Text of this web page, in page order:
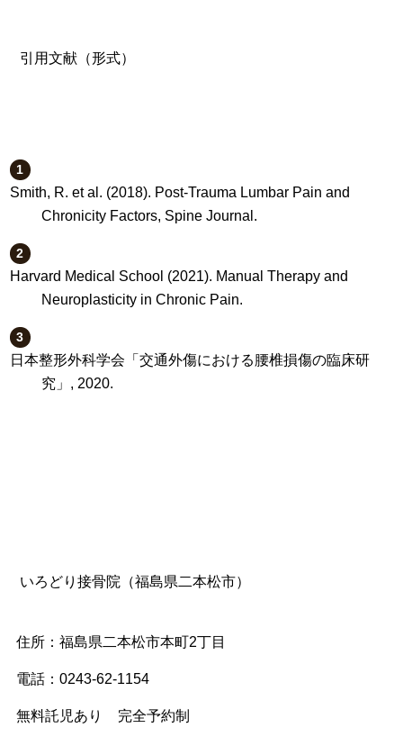
引用文献（形式）
Smith, R. et al. (2018). Post-Trauma Lumbar Pain and
Chronicity Factors, Spine Journal.
Harvard Medical School (2021). Manual Therapy and
Neuroplasticity in Chronic Pain.
日本整形外科学会「交通外傷における腰椎損傷の臨床研
究」, 2020.
いろどり接骨院（福島県二本松市）
住所：福島県二本松市本町2丁目
電話：0243-62-1154
無料託児あり 完全予約制